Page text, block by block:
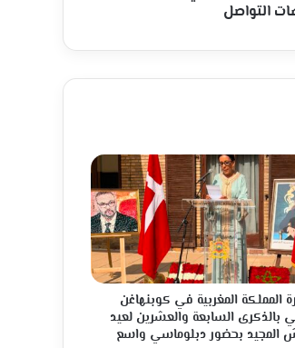
التواصل
المملكة المغربية في كوبنهاغن
بالذكرى السابعة والعشرين لعيد
المجيد بحضور دبلوماسي واسع